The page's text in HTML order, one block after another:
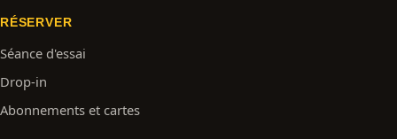
RÉSERVER
Séance d'essai
Drop-in
Abonnements et cartes